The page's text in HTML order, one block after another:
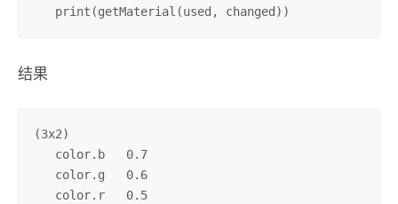
   print(getMaterial(used, changed))
结果
(3x2)
   color.b   0.7
   color.g   0.6
   color.r   0.5